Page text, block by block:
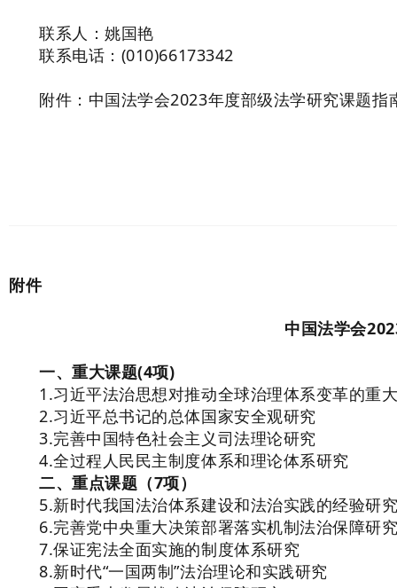
联系人：姚国艳
联系电话：(010)66173342
附件：中国法学会2023年度部级法学研究课题指
附件
中国法学会
一、重大课题(4项)
1.习近平法治思想对推动全球治理体系变革的重
2.习近平总书记的总体国家安全观研究
3.完善中国特色社会主义司法理论研究
4.全过程人民民主制度体系和理论体系研究
二、重点课题（7项）
5.新时代我国法治体系建设和法治实践的经验研
6.完善党中央重大决策部署落实机制法治保障研
7.保证宪法全面实施的制度体系研究
8.新时代“一国两制”法治理论和实践研究